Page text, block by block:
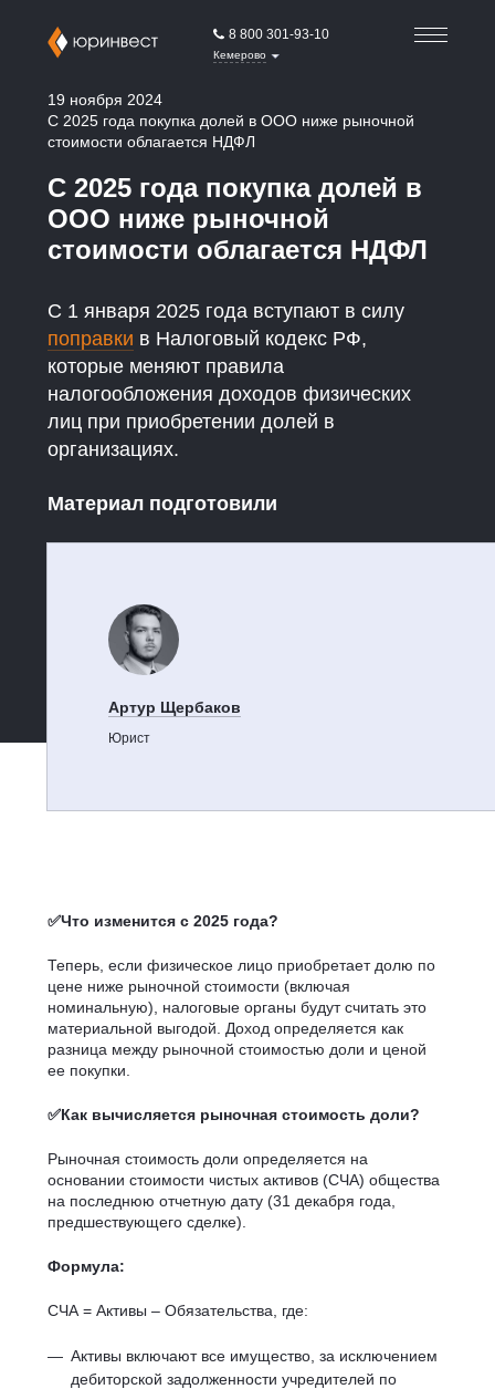
8 800 301-93-10
Кемерово
19 ноября 2024
С 2025 года покупка долей в ООО ниже рыночной
стоимости облагается НДФЛ
С 2025 года покупка долей в
ООО ниже рыночной
стоимости облагается НДФЛ
С 1 января 2025 года вступают в силу
поправки в Налоговый кодекс РФ,
которые меняют правила
налогообложения доходов физических
лиц при приобретении долей в
организациях.
Материал подготовили
Артур Щербаков
Юрист
✅Что изменится с 2025 года?
Теперь, если физическое лицо приобретает долю по
цене ниже рыночной стоимости (включая
номинальную), налоговые органы будут считать это
материальной выгодой. Доход определяется как
разница между рыночной стоимостью доли и ценой
ее покупки.
✅Как вычисляется рыночная стоимость доли?
Рыночная стоимость доли определяется на
основании стоимости чистых активов (СЧА) общества
на последнюю отчетную дату (31 декабря года,
предшествующего сделке).
Формула:
СЧА = Активы – Обязательства, где:
Активы включают все имущество, за исключением
дебиторской задолженности учредителей по